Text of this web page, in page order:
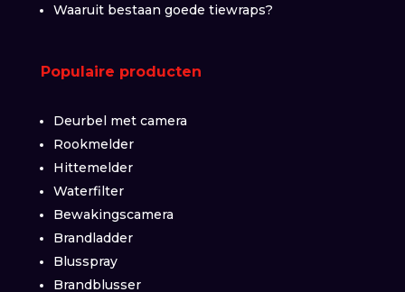
Waaruit bestaan goede tiewraps?
Populaire producten
Deurbel met camera
Rookmelder
Hittemelder
Waterfilter
Bewakingscamera
Brandladder
Blusspray
Brandblusser